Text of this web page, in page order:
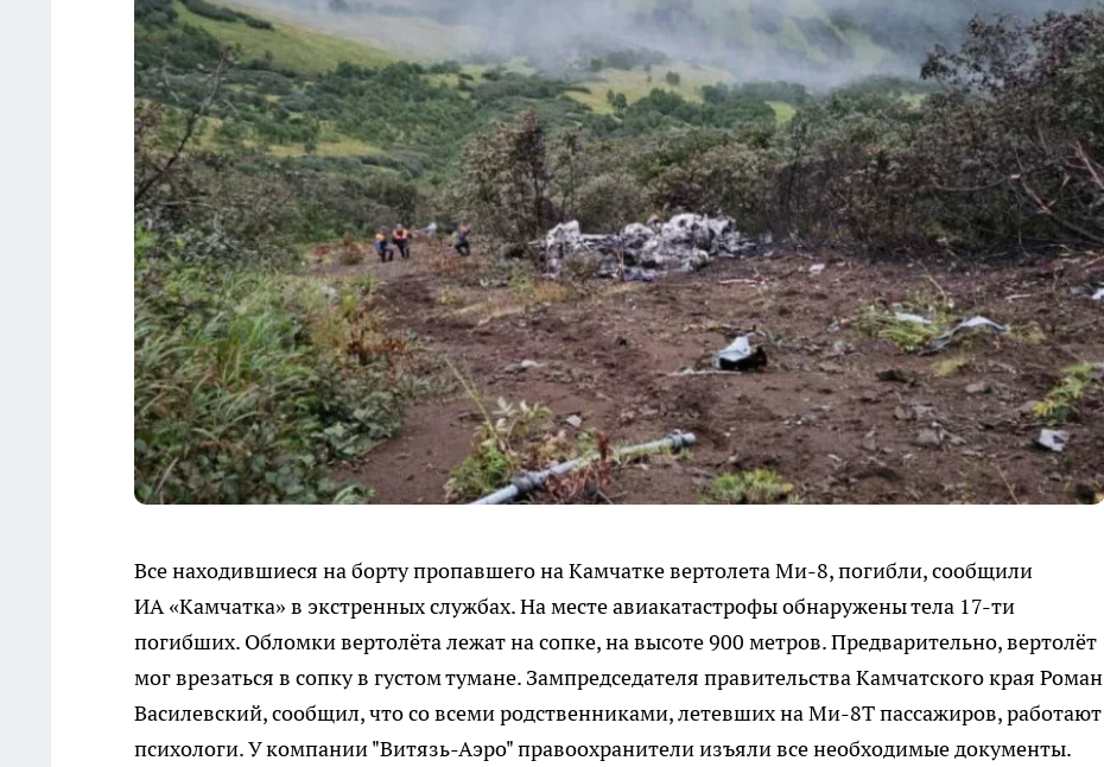
Все находившиеся на борту пропавшего на Камчатке вертолета Ми-8, погибли, сообщили
ИА «Камчатка» в экстренных службах. На месте авиакатастрофы обнаружены тела 17-ти
погибших. Обломки вертолёта лежат на сопке, на высоте 900 метров. Предварительно, вертолёт
мог врезаться в сопку в густом тумане. Зампредседателя правительства Камчатского края Роман
Василевский, сообщил, что со всеми родственниками, летевших на Ми-8Т пассажиров, работают
психологи. У компании "Витязь-Аэро" правоохранители изъяли все необходимые документы.